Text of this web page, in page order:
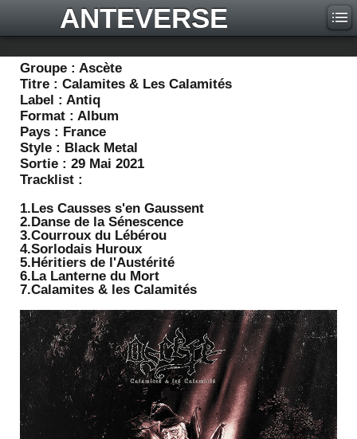
ANTEVERSE
Groupe : Ascète
Titre : Calamites & Les Calamités
Label : Antiq
Format : Album
Pays : France
Style : Black Metal
Sortie : 29 Mai 2021
Tracklist :
1.Les Causses s'en Gaussent
2.Danse de la Sénescence
3.Courroux du Lébérou
4.Sorlodais Huroux
5.Héritiers de l'Austérité
6.La Lanterne du Mort
7.Calamites & les Calamités